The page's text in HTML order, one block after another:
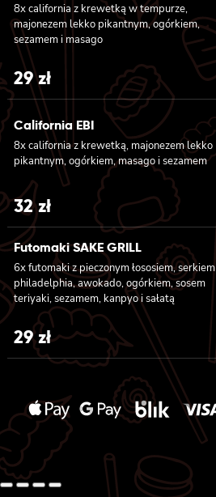
8x california z krewetką w tempurze,
majonezem lekko pikantnym, ogórkiem,
sezamem i masago
29zł
California EBI
8x california z krewetką, majonezem lekko
pikantnym, ogórkiem, masago i sezamem
32zł
Futomaki SAKE GRILL
6x futomaki z pieczonym łososiem, serkiem
philadelphia, awokado, ogórkiem, sosem
teriyaki, sezamem, kanpyo i sałatą
29zł